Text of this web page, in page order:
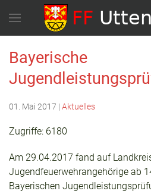
Bayerische
01. Mai 2017 | Aktuelles
Zugriffe: 6180
Am 29.04.2017 fand auf
Jugendfeuerwehrangehörige ab
Bayerischen